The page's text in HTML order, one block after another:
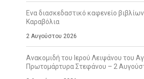
Ενα διασκεδαστικό καφενείο
Καραβόλια
2 Αυγούστου 2026
Ανακομιδή του Ιερού Λειψάνου του
Πρωτομάρτυρα Στεφάνου – 2